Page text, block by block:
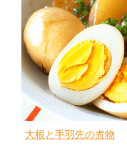
大根と手羽先の煮物